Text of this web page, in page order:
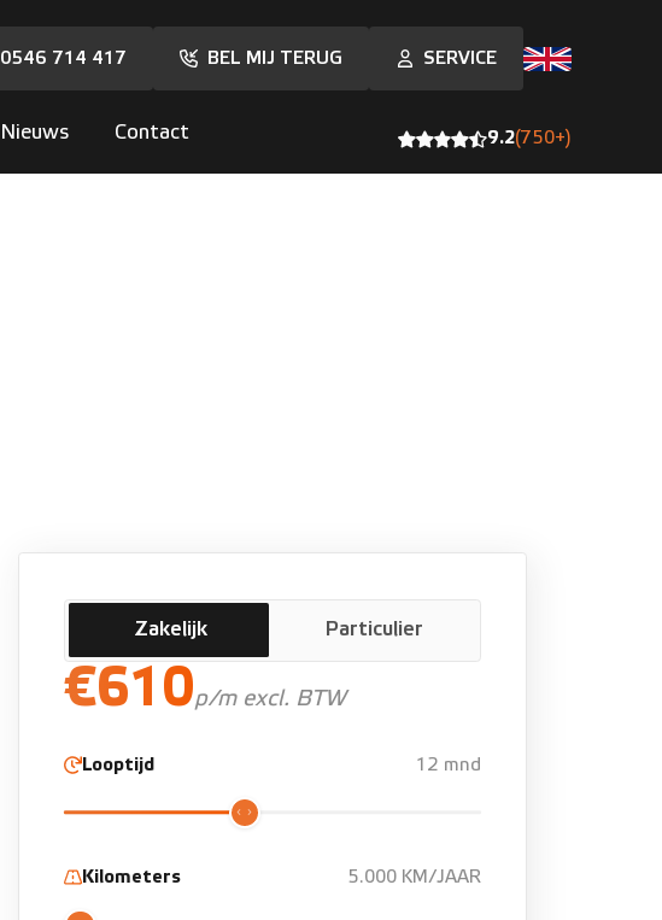
0546 714 417 BEL MIJ TERUG SERVICE
Nieuws Contact 9.2(750+)
Zakelijk Particulier
€610p/m excl. BTW
Looptijd 12 mnd
Kilometers 5.000 KM/JAAR